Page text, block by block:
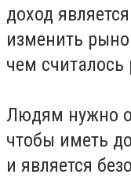
доход
изменить
чем считалось
Людям нужно
чтобы иметь
и является